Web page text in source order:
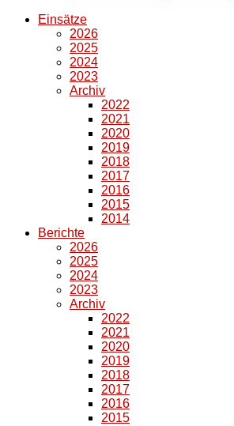
Einsätze
2026
2025
2024
2023
Archiv
2022
2021
2020
2019
2018
2017
2016
2015
2014
Berichte
2026
2025
2024
2023
Archiv
2022
2021
2020
2019
2018
2017
2016
2015